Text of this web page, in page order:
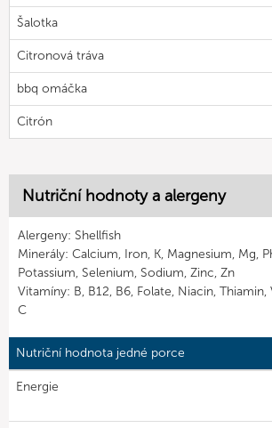
Šalotka
Citronová tráva
bbq omáčka
Citrón
Nutriční hodnoty a alergeny
Alergeny: Shellfish
Minerály: Calcium, Iron, K, Magnesium, Mg,
Potassium, Selenium, Sodium, Zinc, Zn
Vitamíny: B, B12, B6, Folate, Niacin,
C
Nutriční hodnota jedné porce
Energie